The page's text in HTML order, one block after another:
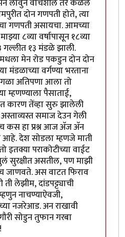
लावुन वाचशील तर कळेल
दोन गणपती होते, त्या
गणपती असायचा. आमच्या
८व्या वर्षापासून १८व्या
गल्लीत १३ मंडळे झाली.
मेन रोड पकडुन दोन दोन
मंडळाच्या वर्गण्या भरताना
अतिपणा आला तो
म्हणण्याला पैसाताई,
कारण तेंव्हा सुरु झालेली
समाज देउन गेली
कस हा प्रश्न आज अ‍ॅज अ‍ॅन
देश सोडला म्हणजे माती
इतक्या पराकोटीच्या वाईट
सुरक्षीत असतील, पण माझी
जाणवते. अस वाटत फिराव
लेझीम, दांडपट्ट्याची
नाचण्याऐवजी,
नजरेआड. अन राखावी
सोडुन तुफान गरबा